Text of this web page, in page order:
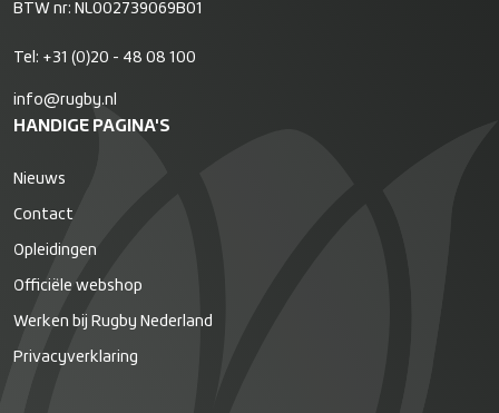
BTW nr: NL002739069B01
Tel: +31 (0)20 - 48 08 100
info@rugby.nl
HANDIGE PAGINA'S
Nieuws
Contact
Opleidingen
Officiële webshop
Werken bij Rugby Nederland
Privacyverklaring